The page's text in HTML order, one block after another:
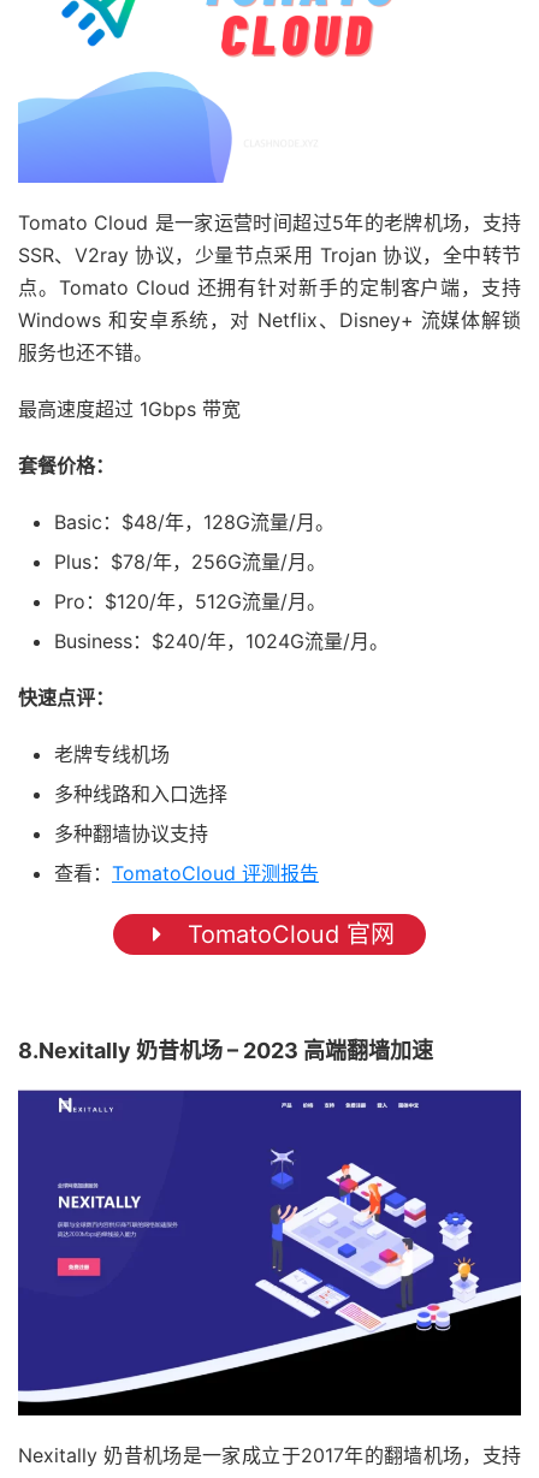
Tomato Cloud 是一家运营时间超过5年的老牌机场，支持
SSR、V2ray 协议，少量节点采用 Trojan 协议，全中转节
点。Tomato Cloud 还拥有针对新手的定制客户端，支持
Windows 和安卓系统，对 Netflix、Disney+ 流媒体解锁
服务也还不错。
最高速度超过 1Gbps 带宽
套餐价格：
Basic：$48/年，128G流量/月。
Plus：$78/年，256G流量/月。
Pro：$120/年，512G流量/月。
Business：$240/年，1024G流量/月。
快速点评：
老牌专线机场
多种线路和入口选择
多种翻墙协议支持
查看： TomatoCloud 评测报告
TomatoCloud 官网
8.Nexitally 奶昔机场 – 2023 高端翻墙加速
Nexitally 奶昔机场是一家成立于2017年的翻墙机场，支持